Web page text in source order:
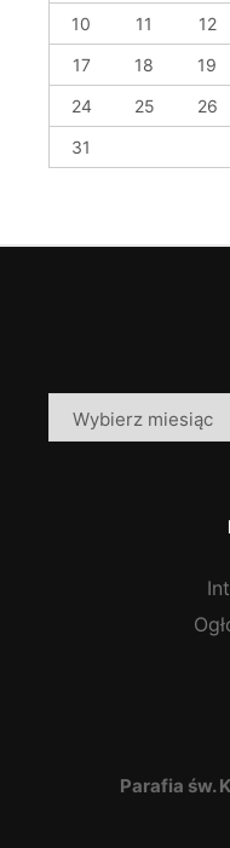
10
11 12
17
18 19
24
25 26
31
Archiwa
Parafia św.